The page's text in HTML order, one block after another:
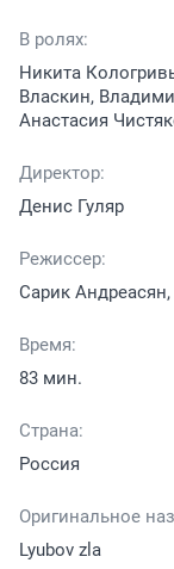
В ролях:
Никита
Власкин,
Анастасия
Директор:
Денис Гуляр
Режиссер:
Сарик
Время:
83 мин.
Страна:
Россия
Оригинальное
Lyubov zla